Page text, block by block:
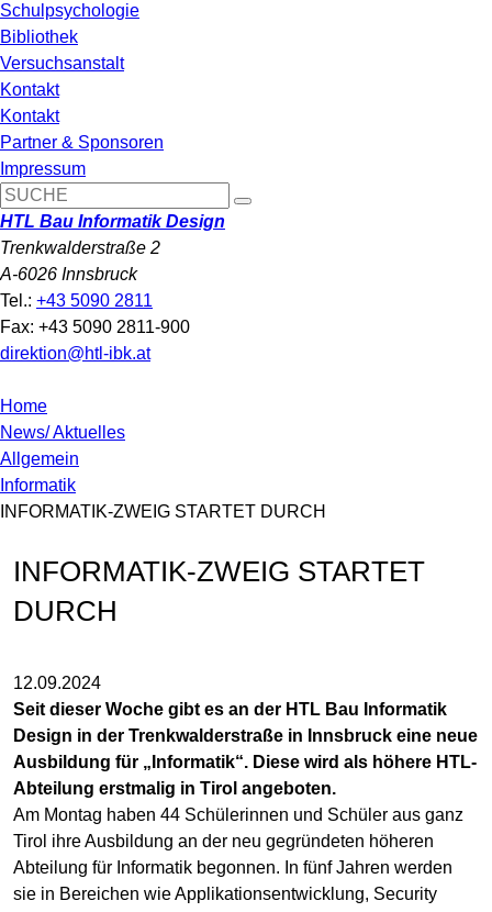
Schulpsychologie
Bibliothek
Versuchsanstalt
Kontakt
Kontakt
Partner & Sponsoren
Impressum
HTL Bau Informatik Design
Trenkwalderstraße 2
A-6026 Innsbruck
Tel.: +43 5090 2811
Fax: +43 5090 2811-900
direktion@htl-ibk.at
Home
News/ Aktuelles
Allgemein
Informatik
INFORMATIK-ZWEIG STARTET DURCH
INFORMATIK-ZWEIG STARTET
DURCH
12.09.2024
Seit dieser Woche gibt es an der HTL Bau Informatik
Design in der Trenkwalderstraße in Innsbruck eine neue
Ausbildung für „Informatik“. Diese wird als höhere HTL-
Abteilung erstmalig in Tirol angeboten.
Am Montag haben 44 Schülerinnen und Schüler aus ganz
Tirol ihre Ausbildung an der neu gegründeten höheren
Abteilung für Informatik begonnen. In fünf Jahren werden
sie in Bereichen wie Applikationsentwicklung, Security